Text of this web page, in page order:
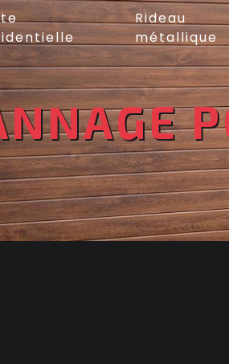
Rideau
métallique